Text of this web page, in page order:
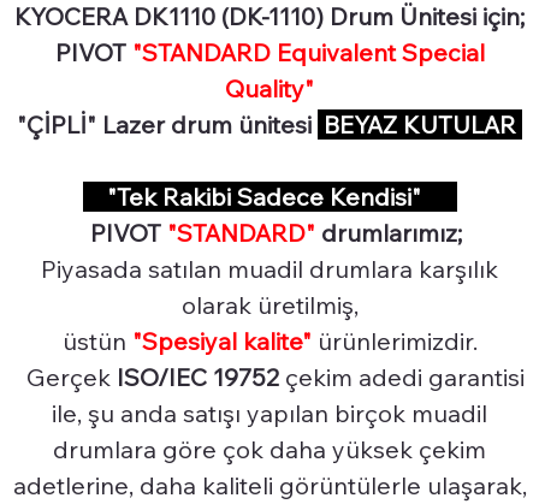
KYOCERA DK1110 (DK-1110) Drum Ünitesi için;
PIVOT "STANDARD Equivalent Special
Quality"
"ÇİPLİ" Lazer drum ünitesi BEYAZ KUTULAR
"Tek Rakibi Sadece Kendisi"
PIVOT "STANDARD" drumlarımız;
Piyasada satılan muadil drumlara karşılık
olarak üretilmiş,
üstün "Spesiyal kalite" ürünlerimizdir.
Gerçek ISO/IEC 19752 çekim adedi garantisi
ile, şu anda satışı yapılan birçok muadil
drumlara göre çok daha yüksek çekim
adetlerine, daha kaliteli görüntülerle ulaşarak,